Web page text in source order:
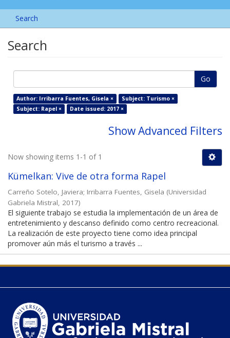
Search
Search
Go
Author: Irribarra Fuentes, Gisela ×
Subject: Turismo ×
Subject: Rapel ×
Date issued: 2017 ×
Show Advanced Filters
Now showing items 1-1 of 1
Kümelkan: Vive de otra forma Rapel
Carreño Sotelo, Javiera; Irribarra Fuentes, Gisela (Universidad
Gabriela Mistral, 2017)
El siguiente trabajo se estudia la implementación de un área de
entretenimiento y descanso definido como centro recreacional.
La realización de este proyecto tiene como idea principal
promover aún más el turismo a través ...